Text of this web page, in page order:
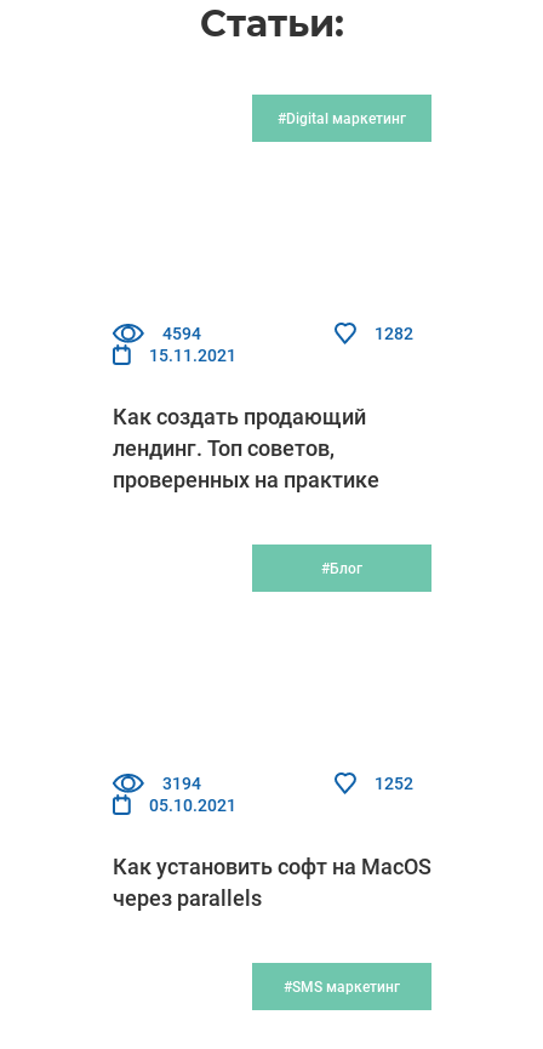
Статьи:
#Digital маркетинг
4594
1282
15.11.2021
Как создать продающий
лендинг. Топ советов,
проверенных на практике
#Блог
3194
1252
05.10.2021
Как установить софт на MacOS
через parallels
#SMS маркетинг